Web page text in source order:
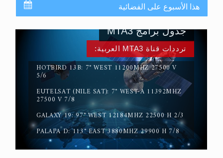
حقيقة المسيح الدجال
هذا الأسبوع على الفضائية
ترددات قناة MTA3 العربية:
HOTBIRD 13B: 7° WEST 11200MHZ 27500 V
5/6
EUTELSAT (NILE SAT): 7° WEST-A 11392MHZ
27500 V 7/8
GALAXY 19: 97° WEST 12184MHZ 22500 H 2/3
PALAPA D: 113° EAST 3880MHZ 29900 H 7/8
جدول برامج MTA3